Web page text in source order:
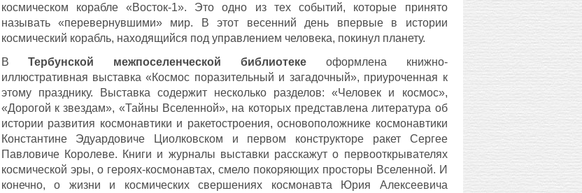
космическом корабле «Восток-1». Это одно из тех событий, которые принято
называть «перевернувшими» мир. В этот весенний день впервые в истории
космический корабль, находящийся под управлением человека, покинул планету.
ВТербунской межпоселенческой библиотекеоформлена книжно-
иллюстративная выставка «Космос поразительный и загадочный», приуроченная к
этому празднику. Выставка содержит несколько разделов: «Человек и космос»,
«Дорогой к звездам», «Тайны Вселенной», на которых представлена литература об
истории развития космонавтики и ракетостроения, основоположнике космонавтики
Константине Эдуардовиче Циолковском и первом конструкторе ракет Сергее
Павловиче Королеве. Книги и журналы выставки расскажут о первооткрывателях
космической эры, о героях-космонавтах, смело покоряющих просторы Вселенной. И
конечно, о жизни и космических свершениях космонавта Юрия Алексеевича